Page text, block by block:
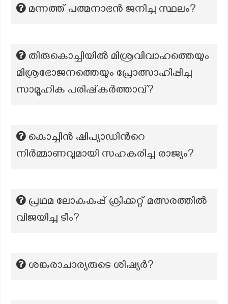
മന്നത്ത് പത്മനാഭൻ ജനിച്ച സ്ഥലം?
തിരുകൊച്ചിയിൽ മിശ്രവിവാഹത്തെയും
മിശ്രഭോജനത്തെയും പ്രോത്സാഹിപ്പിച്ച
സാമൂഹിക പരിഷ്‌കർത്താവ്?
കൊച്ചിന്‍ ഷിപ്യാഡിന്‍റെ
നിര്‍മ്മാണവുമായി സഹകരിച്ച രാജ്യം?
പ്രഥമ ലോകകപ്പ് ക്രിക്കറ്റ് മത്സരത്തിൽ
വിജയിച്ച ടീം?
ശങ്കരാചാര്യരുടെ ശിഷ്യർ?